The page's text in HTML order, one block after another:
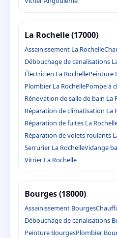
La Rochelle (17000)
Assainissement La Rochelle
Débouchage de canalisations
Électricien La RochellePeinture
Plombier La RochellePompe à
Rénovation de salle de bain La
Réparation de climatisation La
Réparation de fuites La
Réparation de volets roulants
Serrurier La RochelleVidange
Vitrier La Rochelle
Bourges (18000)
Assainissement Bourges
Débouchage de canalisations
Peinture BourgesPlombier